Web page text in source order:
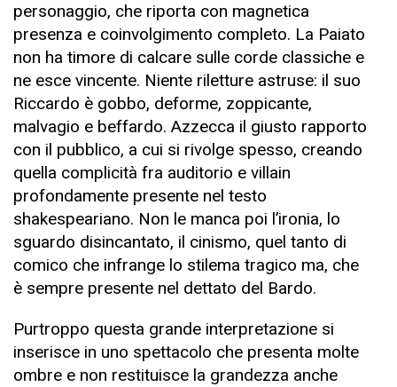
personaggio, che riporta con magnetica
presenza e coinvolgimento completo. La Paiato
non ha timore di calcare sulle corde classiche e
ne esce vincente. Niente riletture astruse: il suo
Riccardo è gobbo, deforme, zoppicante,
malvagio e beffardo. Azzecca il giusto rapporto
con il pubblico, a cui si rivolge spesso, creando
quella complicità fra auditorio e villain
profondamente presente nel testo
shakespeariano. Non le manca poi l’ironia, lo
sguardo disincantato, il cinismo, quel tanto di
comico che infrange lo stilema tragico ma, che
è sempre presente nel dettato del Bardo.
Purtroppo questa grande interpretazione si
inserisce in uno spettacolo che presenta molte
ombre e non restituisce la grandezza anche